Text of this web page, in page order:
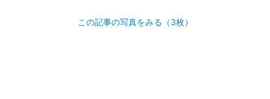
この記事の写真をみる（3枚）